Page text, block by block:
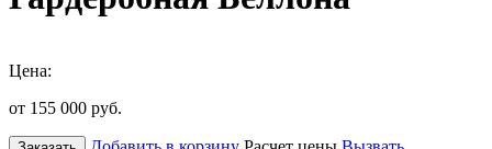
Цена:
от 155 000 руб.